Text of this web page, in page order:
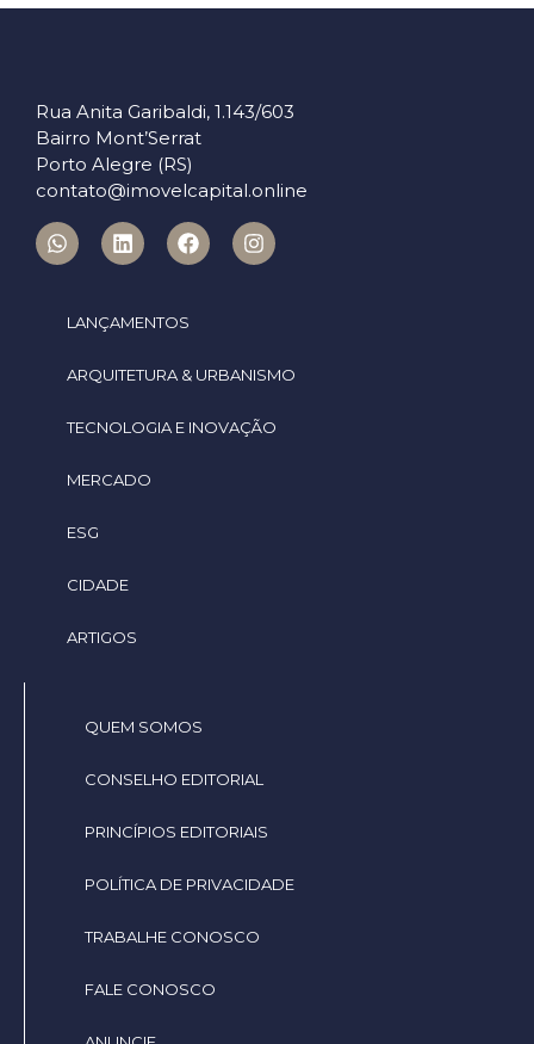
Rua Anita Garibaldi, 1.143/603
Bairro Mont’Serrat
Porto Alegre (RS)
contato@imovelcapital.online
LANÇAMENTOS
ARQUITETURA & URBANISMO
TECNOLOGIA E INOVAÇÃO
MERCADO
ESG
CIDADE
ARTIGOS
QUEM SOMOS
CONSELHO EDITORIAL
PRINCÍPIOS EDITORIAIS
POLÍTICA DE PRIVACIDADE
TRABALHE CONOSCO
FALE CONOSCO